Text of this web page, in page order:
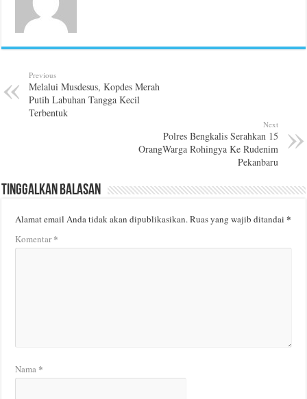
Previous
Melalui Musdesus, Kopdes Merah
Putih Labuhan Tangga Kecil
Terbentuk
Next
Polres Bengkalis Serahkan 15
OrangWarga Rohingya Ke Rudenim
Pekanbaru
Tinggalkan Balasan
Alamat email Anda tidak akan dipublikasikan.Ruas yang wajib ditandai*
Komentar*
Nama *